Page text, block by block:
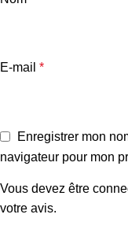
E-mail *
Enregistrer mon
navigateur pour mon
Vous devez être
votre avis.